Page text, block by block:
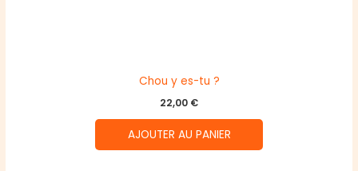
Chou y es-tu ?
22,00 €
AJOUTER AU PANIER